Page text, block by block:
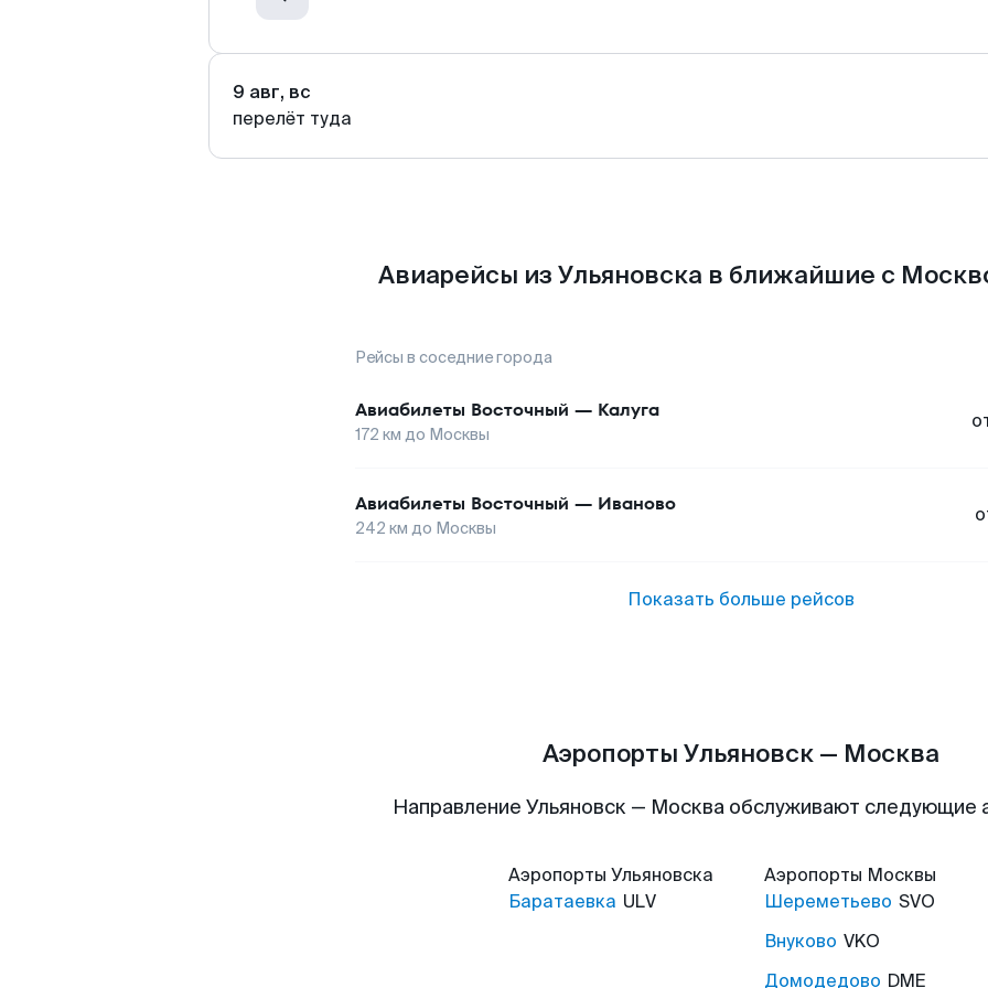
9 авг, вс
перелёт туда
Авиарейсы из Ульяновска в ближайшие с
Рейсы в соседние города
Авиабилеты Восточный — Калуга
172 км до Москвы
Авиабилеты Восточный — Иваново
242 км до Москвы
Показать больше рейсов
Аэропорты Ульяновск — Москва
Направление Ульяновск — Москва обслуживают следующие
Аэропорты Ульяновска
Баратаевка ULV
Аэропорты Москвы
Шереметьево SVO
Внуково VKO
Домодедово DME